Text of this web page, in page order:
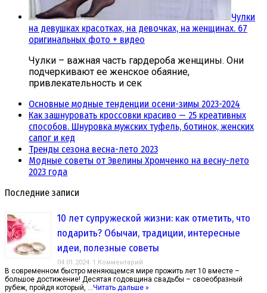
Чулки
на девушках красотках, на девочках, на женщинах. 67
оригинальных фото + видео
Чулки – важная часть гардероба женщины. Они
подчеркивают ее женское обаяние,
привлекательность и сек
Основные модные тенденции осени-зимы 2023-2024
Как зашнуровать кроссовки красиво — 25 креативных
способов. Шнуровка мужских туфель, ботинок, женских
сапог и кед
Тренды сезона весна-лето 2023
Модные советы от Эвелины Хромченко на весну-лето
2023 года
Последние записи
10 лет супружеской жизни: как отметить, что
подарить? Обычаи, традиции, интересные
идеи, полезные советы
04.01.2024 1 Комментарий
В современном быстро меняющемся мире прожить лет 10 вместе –
большое достижение! Десятая годовщина свадьбы – своеобразный
рубеж, пройдя который, …Читать дальше »